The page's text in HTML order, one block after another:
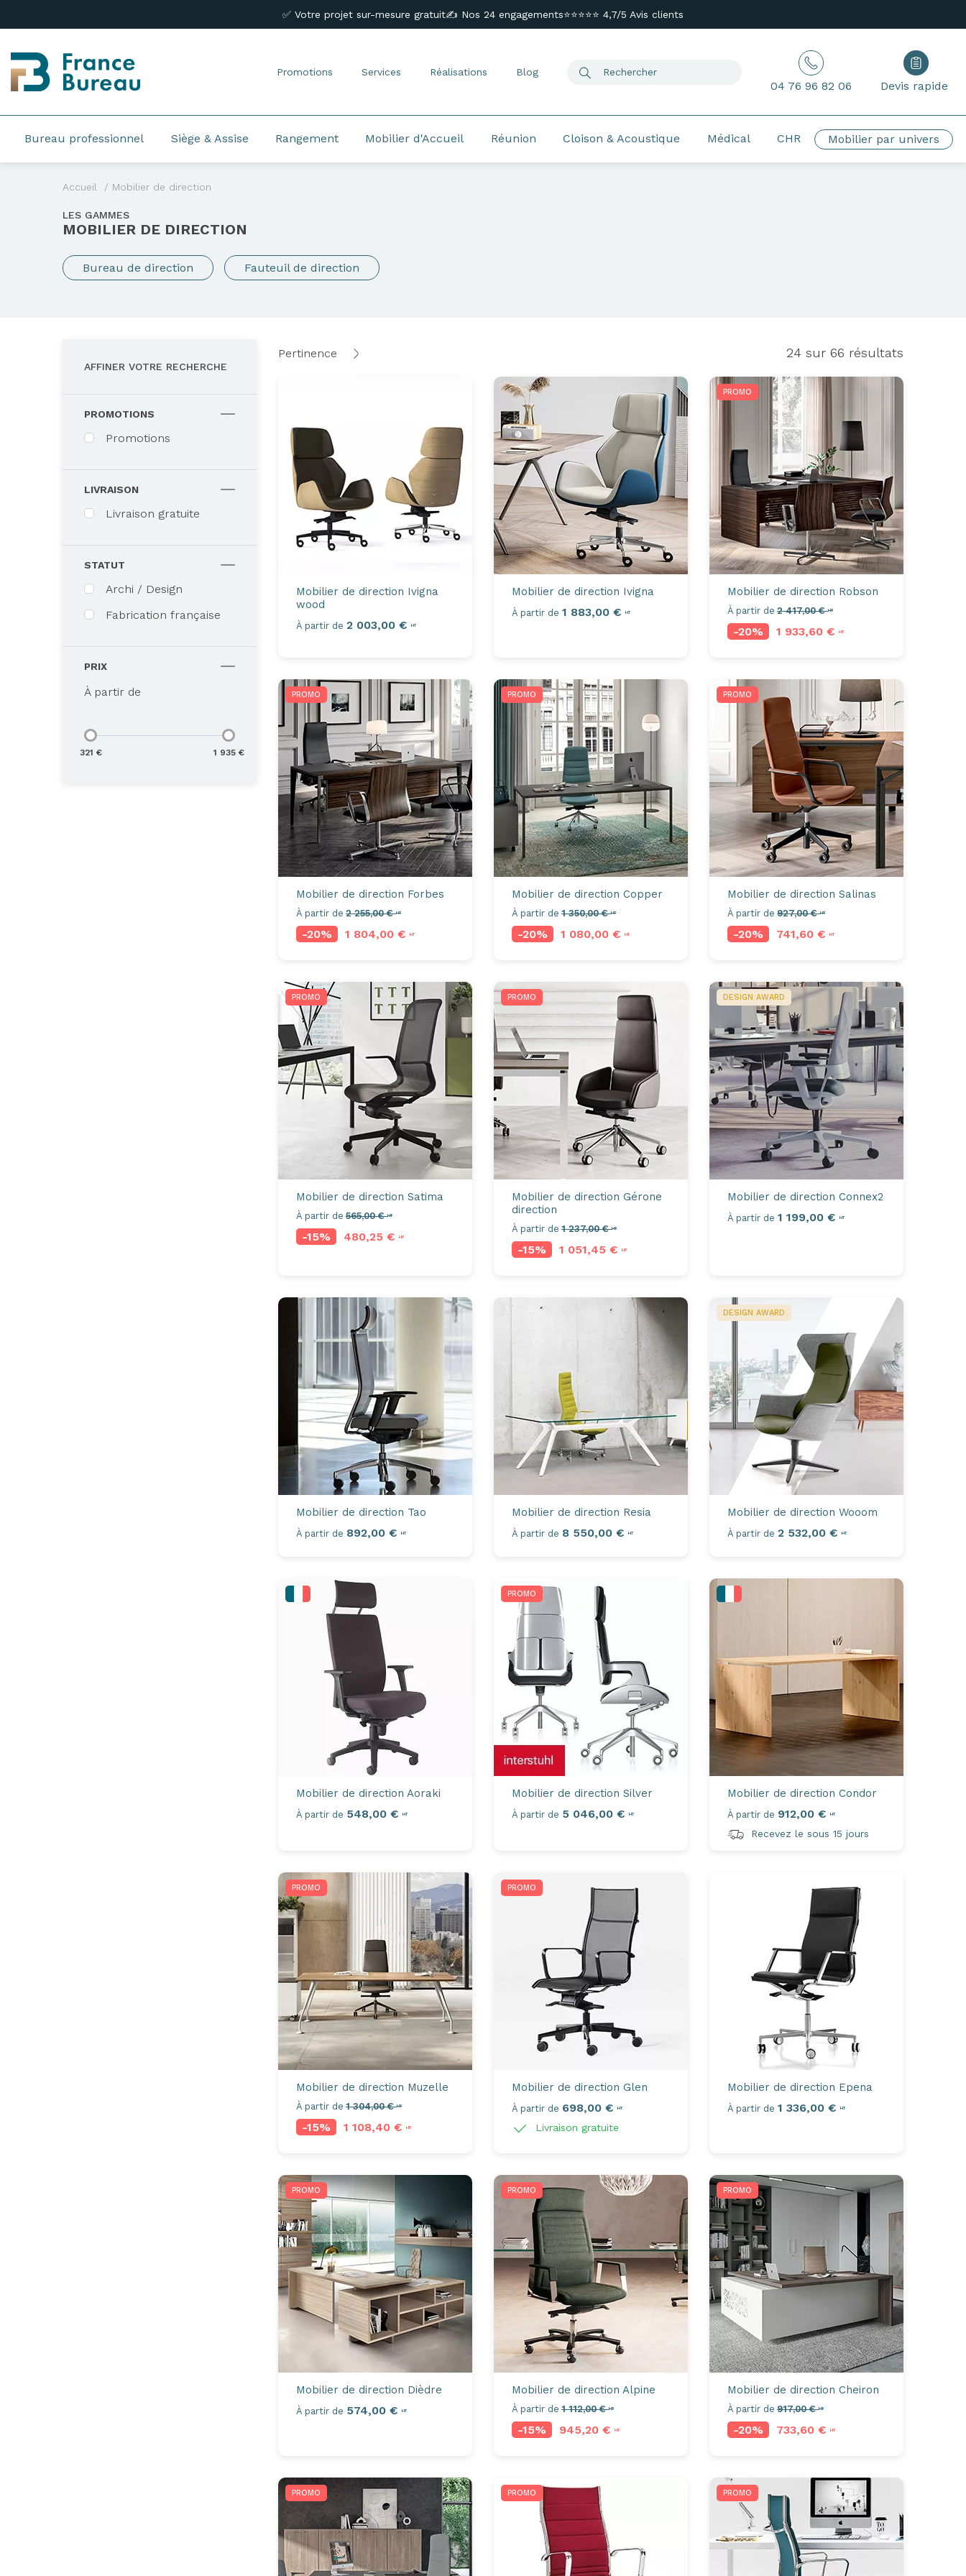
Axeptio consent
✅ Votre projet sur-mesure gratuit✍️ Nos 24 engagements⭐⭐⭐⭐⭐ 4,7/5 Avis clients
Promotions Services Réalisations Blog
04 76 96 82 06 Devis rapide
Bureau professionnel Siège & Assise Rangement Mobilier d'Accueil Réunion Cloison & Acoustique Médical CHR Mobilier par univers
Accueil Mobilier de direction
LES GAMMES
MOBILIER DE DIRECTION
Bureau de direction Fauteuil de direction
AFFINER VOTRE RECHERCHE
PROMOTIONS
Promotions
LIVRAISON
Livraison gratuite
STATUT
Archi / Design
Fabrication française
PRIX
À partir de
321 € 1 935 €
Pertinence 24 sur 66 résultats
Mobilier de direction Ivigna
wood
À partir de 2 003,00 € HT
Mobilier de direction Ivigna
À partir de 1 883,00 € HT
PROMO
Mobilier de direction Robson
À partir de 2 417,00 €HT
-20% 1 933,60 € HT
PROMO
Mobilier de direction Forbes
À partir de 2 255,00 €HT
-20% 1 804,00 € HT
PROMO
Mobilier de direction Copper
À partir de 1 350,00 €HT
-20% 1 080,00 € HT
PROMO
Mobilier de direction Salinas
À partir de 927,00 €HT
-20% 741,60 € HT
PROMO
Mobilier de direction Satima
À partir de 565,00 €HT
-15% 480,25 € HT
PROMO
Mobilier de direction Gérone
direction
À partir de 1 237,00 €HT
-15% 1 051,45 € HT
DESIGN AWARD
Mobilier de direction Connex2
À partir de 1 199,00 € HT
Mobilier de direction Tao
À partir de 892,00 € HT
Mobilier de direction Resia
À partir de 8 550,00 € HT
DESIGN AWARD
Mobilier de direction Wooom
À partir de 2 532,00 € HT
Mobilier de direction Aoraki
À partir de 548,00 € HT
PROMO
Mobilier de direction Silver
À partir de 5 046,00 € HT
Mobilier de direction Condor
À partir de 912,00 € HT
Recevez le sous 15 jours
PROMO
Mobilier de direction Muzelle
À partir de 1 304,00 €HT
-15% 1 108,40 € HT
PROMO
Mobilier de direction Glen
À partir de 698,00 € HT
Livraison gratuite
Mobilier de direction Epena
À partir de 1 336,00 € HT
PROMO
Mobilier de direction Dièdre
À partir de 574,00 € HT
PROMO
Mobilier de direction Alpine
À partir de 1 112,00 €HT
-15% 945,20 € HT
PROMO
Mobilier de direction Cheiron
À partir de 917,00 €HT
-20% 733,60 € HT
PROMO PROMO PROMO